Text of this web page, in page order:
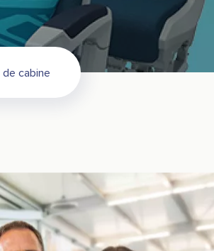
de cabine